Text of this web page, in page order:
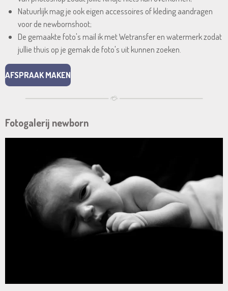
Natuurlijk mag je ook eigen accessoires of kleding aandragen
voor de newbornshoot;
De gemaakte foto's mail ik met Wetransfer en watermerk zodat
jullie thuis op je gemak de foto's uit kunnen zoeken.
AFSPRAAK MAKEN
Fotogalerij newborn